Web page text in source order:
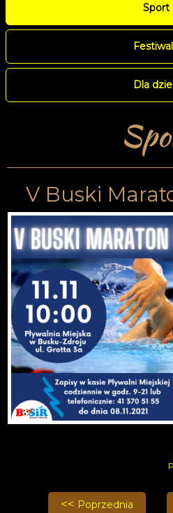
Sport
Dla
V Buski
Poprzednia strona:
Poprzednia